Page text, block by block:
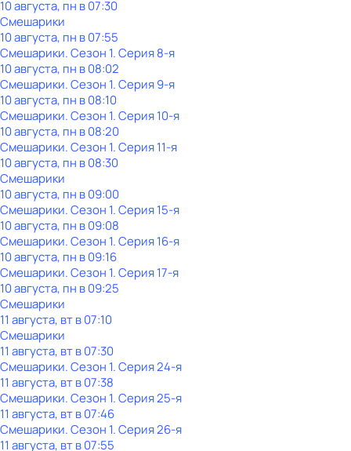
10 августа, пн в 07:30
Смешарики
10 августа, пн в 07:55
Смешарики. Сезон 1. Серия 8-я
10 августа, пн в 08:02
Смешарики. Сезон 1. Серия 9-я
10 августа, пн в 08:10
Смешарики. Сезон 1. Серия 10-я
10 августа, пн в 08:20
Смешарики. Сезон 1. Серия 11-я
10 августа, пн в 08:30
Смешарики
10 августа, пн в 09:00
Смешарики. Сезон 1. Серия 15-я
10 августа, пн в 09:08
Смешарики. Сезон 1. Серия 16-я
10 августа, пн в 09:16
Смешарики. Сезон 1. Серия 17-я
10 августа, пн в 09:25
Смешарики
11 августа, вт в 07:10
Смешарики
11 августа, вт в 07:30
Смешарики. Сезон 1. Серия 24-я
11 августа, вт в 07:38
Смешарики. Сезон 1. Серия 25-я
11 августа, вт в 07:46
Смешарики. Сезон 1. Серия 26-я
11 августа, вт в 07:55